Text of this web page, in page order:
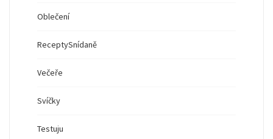
Oblečení
ReceptySnídaně
Večeře
Svíčky
Testuju